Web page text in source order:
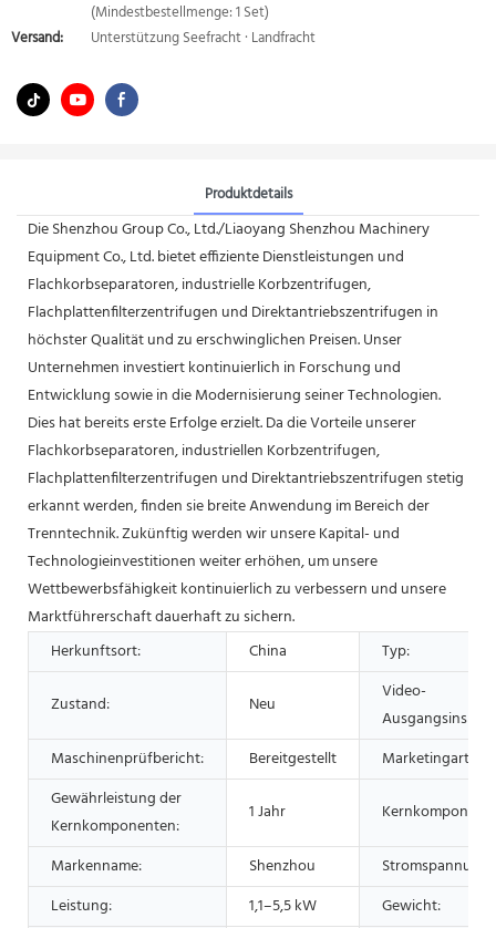
(Mindestbestellmenge: 1 Set)
Versand:
Unterstützung Seefracht · Landfracht
Produktdetails
Die Shenzhou Group Co., Ltd./Liaoyang Shenzhou Machinery
Equipment Co., Ltd. bietet effiziente Dienstleistungen und
Flachkorbseparatoren, industrielle Korbzentrifugen,
Flachplattenfilterzentrifugen und Direktantriebszentrifugen in
höchster Qualität und zu erschwinglichen Preisen. Unser
Unternehmen investiert kontinuierlich in Forschung und
Entwicklung sowie in die Modernisierung seiner Technologien.
Dies hat bereits erste Erfolge erzielt. Da die Vorteile unserer
Flachkorbseparatoren, industriellen Korbzentrifugen,
Flachplattenfilterzentrifugen und Direktantriebszentrifugen stetig
erkannt werden, finden sie breite Anwendung im Bereich der
Trenntechnik. Zukünftig werden wir unsere Kapital- und
Technologieinvestitionen weiter erhöhen, um unsere
Wettbewerbsfähigkeit kontinuierlich zu verbessern und unsere
Marktführerschaft dauerhaft zu sichern.
Herkunftsort:
China Typ:
Zustand: Neu
Video-
Maschinenprüfbericht:
Bereitgestellt
Marketingart:
Gewährleistung der
Kernkomponenten:
1 Jahr
Markenname: Shenzhou
Stromspannung:
Leistung:
1,1–5,5 kW
Gewicht: